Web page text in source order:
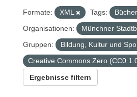
Formate: XML Tags: Bücher
Organisationen:
Münchner
Gruppen:
Bildung, Kultur und
Creative Commons Zero (CC0
Ergebnisse filtern